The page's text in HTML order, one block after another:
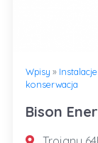
Wpisy »
konserwacja
Bison